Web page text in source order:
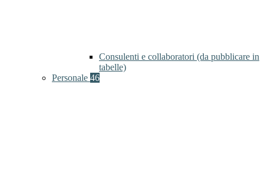
Consulenti e collaboratori (da pubblicare in
tabelle)
Personale 46